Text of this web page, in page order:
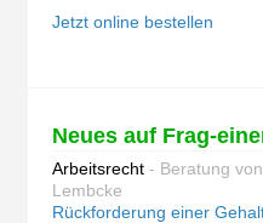
Jetzt online bestellen
Neues auf Frag-
Arbeitsrecht - Beratung
Lembcke
Rückforderung einer